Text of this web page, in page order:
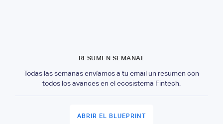
RESUMEN SEMANAL
Todas las semanas envíamos a tu email un resumen con
todos los avances en el ecosistema Fintech.
ABRIR EL BLUEPRINT